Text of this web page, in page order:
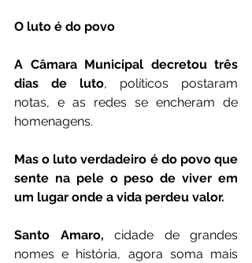
O luto é do povo
A Câmara Municipal decretou três
dias de luto, políticos postaram
notas, e as redes se encheram de
homenagens.
Mas o luto verdadeiro é do povo que
sente na pele o peso de viver em
um lugar onde a vida perdeu valor.
Santo Amaro, cidade de grandes
nomes e história, agora soma mais